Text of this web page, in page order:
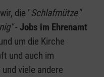
die "Schlafmütze"
- Jobs im Ehrenamt
um die Kirche
und auch im
viele andere